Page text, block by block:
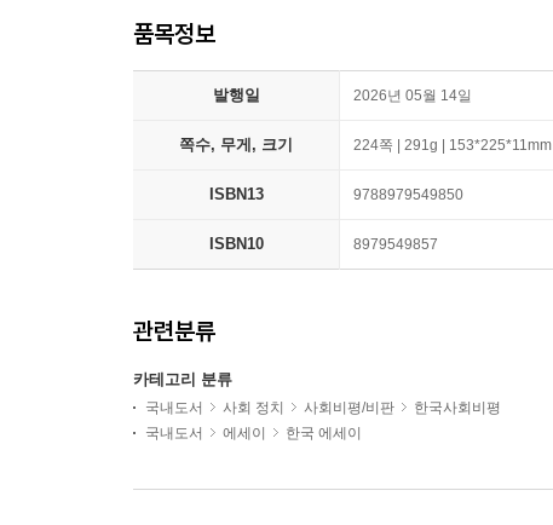
품목정보
발행일 2026년 05월 14일
쪽수, 무게, 크기 224쪽 | 291g | 153*225*11mm
ISBN13 9788979549850
ISBN10 8979549857
관련분류
카테고리 분류
국내도서 사회 정치 사회비평/비판
한국사회비평
국내도서
에세이 한국 에세이